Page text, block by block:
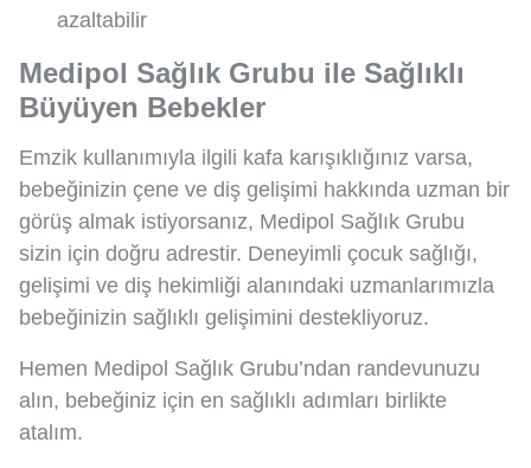
azaltabilir
Medipol Sağlık Grubu ile Sağlıklı
Büyüyen Bebekler
Emzik kullanımıyla ilgili kafa karışıklığınız varsa,
bebeğinizin çene ve diş gelişimi hakkında uzman bir
görüş almak istiyorsanız, Medipol Sağlık Grubu
sizin için doğru adrestir. Deneyimli çocuk sağlığı,
gelişimi ve diş hekimliği alanındaki uzmanlarımızla
bebeğinizin sağlıklı gelişimini destekliyoruz.
Hemen Medipol Sağlık Grubu’ndan randevunuzu
alın, bebeğiniz için en sağlıklı adımları birlikte
atalım.